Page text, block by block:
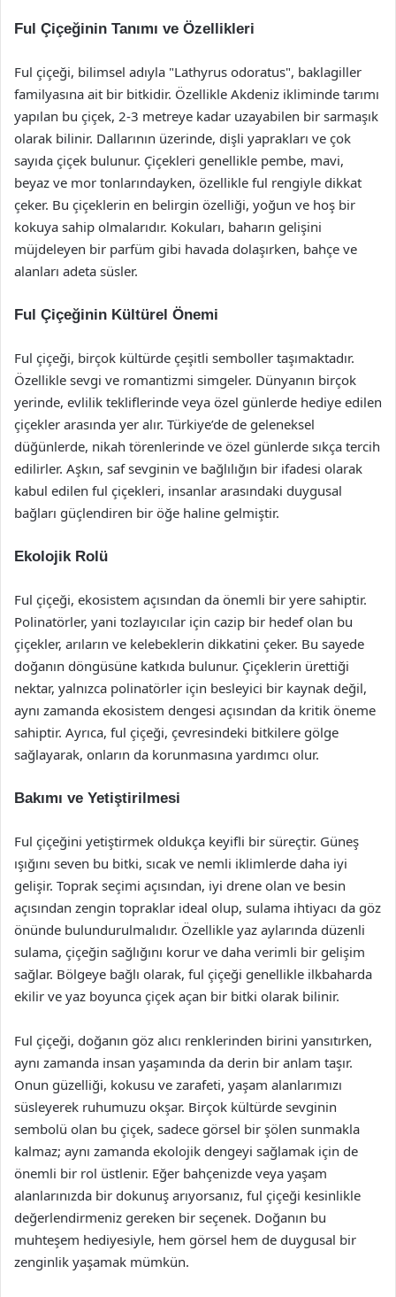
Ful Çiçeğinin Tanımı ve Özellikleri
Ful çiçeği, bilimsel adıyla "Lathyrus odoratus", baklagiller
familyasına ait bir bitkidir. Özellikle Akdeniz ikliminde tarımı
yapılan bu çiçek, 2-3 metreye kadar uzayabilen bir sarmaşık
olarak bilinir. Dallarının üzerinde, dişli yaprakları ve çok
sayıda çiçek bulunur. Çiçekleri genellikle pembe, mavi,
beyaz ve mor tonlarındayken, özellikle ful rengiyle dikkat
çeker. Bu çiçeklerin en belirgin özelliği, yoğun ve hoş bir
kokuya sahip olmalarıdır. Kokuları, baharın gelişini
müjdeleyen bir parfüm gibi havada dolaşırken, bahçe ve
alanları adeta süsler.
Ful Çiçeğinin Kültürel Önemi
Ful çiçeği, birçok kültürde çeşitli semboller taşımaktadır.
Özellikle sevgi ve romantizmi simgeler. Dünyanın birçok
yerinde, evlilik tekliflerinde veya özel günlerde hediye edilen
çiçekler arasında yer alır. Türkiye’de de geleneksel
düğünlerde, nikah törenlerinde ve özel günlerde sıkça tercih
edilirler. Aşkın, saf sevginin ve bağlılığın bir ifadesi olarak
kabul edilen ful çiçekleri, insanlar arasındaki duygusal
bağları güçlendiren bir öğe haline gelmiştir.
Ekolojik Rolü
Ful çiçeği, ekosistem açısından da önemli bir yere sahiptir.
Polinatörler, yani tozlayıcılar için cazip bir hedef olan bu
çiçekler, arıların ve kelebeklerin dikkatini çeker. Bu sayede
doğanın döngüsüne katkıda bulunur. Çiçeklerin ürettiği
nektar, yalnızca polinatörler için besleyici bir kaynak değil,
aynı zamanda ekosistem dengesi açısından da kritik öneme
sahiptir. Ayrıca, ful çiçeği, çevresindeki bitkilere gölge
sağlayarak, onların da korunmasına yardımcı olur.
Bakımı ve Yetiştirilmesi
Ful çiçeğini yetiştirmek oldukça keyifli bir süreçtir. Güneş
ışığını seven bu bitki, sıcak ve nemli iklimlerde daha iyi
gelişir. Toprak seçimi açısından, iyi drene olan ve besin
açısından zengin topraklar ideal olup, sulama ihtiyacı da göz
önünde bulundurulmalıdır. Özellikle yaz aylarında düzenli
sulama, çiçeğin sağlığını korur ve daha verimli bir gelişim
sağlar. Bölgeye bağlı olarak, ful çiçeği genellikle ilkbaharda
ekilir ve yaz boyunca çiçek açan bir bitki olarak bilinir.
Ful çiçeği, doğanın göz alıcı renklerinden birini yansıtırken,
aynı zamanda insan yaşamında da derin bir anlam taşır.
Onun güzelliği, kokusu ve zarafeti, yaşam alanlarımızı
süsleyerek ruhumuzu okşar. Birçok kültürde sevginin
sembolü olan bu çiçek, sadece görsel bir şölen sunmakla
kalmaz; aynı zamanda ekolojik dengeyi sağlamak için de
önemli bir rol üstlenir. Eğer bahçenizde veya yaşam
alanlarınızda bir dokunuş arıyorsanız, ful çiçeği kesinlikle
değerlendirmeniz gereken bir seçenek. Doğanın bu
muhteşem hediyesiyle, hem görsel hem de duygusal bir
zenginlik yaşamak mümkün.